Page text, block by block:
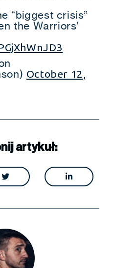
“biggest crisis”
the Warriors’
October 12,
artykuł:
 